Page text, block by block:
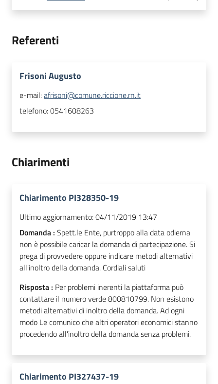
Referenti
Frisoni Augusto
e-mail:afrisoni@comune.riccione.rn.it
telefono:0541608263
Chiarimenti
Chiarimento PI328350-19
Ultimo aggiornamento:04/11/2019 13:47
Domanda : Spett.le Ente, purtroppo alla data odierna
non è possibile caricar la domanda di partecipazione. Si
prega di provvedere oppure indicare metodi alternativi
all'inoltro della domanda. Cordiali saluti
Risposta : Per problemi inerenti la piattaforma può
contattare il numero verde 800810799. Non esistono
metodi alternativi di inoltro della domanda. Ad ogni
modo Le comunico che altri operatori economici stanno
procedendo all'inoltro della domanda senza problemi.
Chiarimento PI327437-19